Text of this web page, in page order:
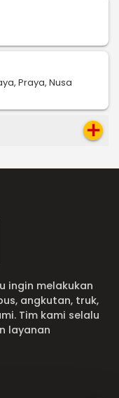
Praya, Nusa
add
ingin melakukan
angkutan, truk,
Tim kami selalu
layanan